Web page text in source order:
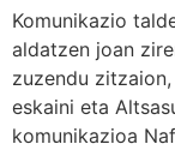
Komunikazio
aldatzen joan
zuzendu
eskaini eta
komunikazioa